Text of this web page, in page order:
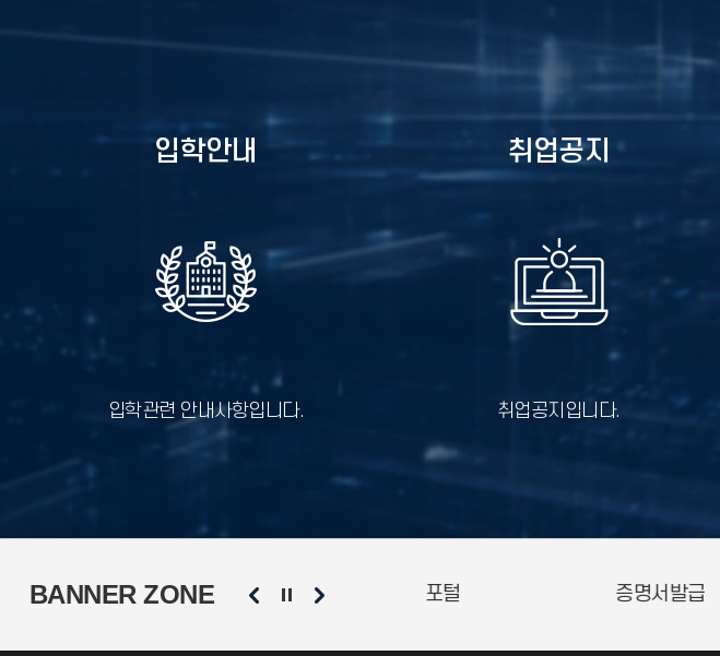
입학안내
입학관련 안내사항입니다.
취업공지
취업공지입니다.
BANNER ZONE
도서관 국제교류팀 현장실습지원센터 취업경력개발원